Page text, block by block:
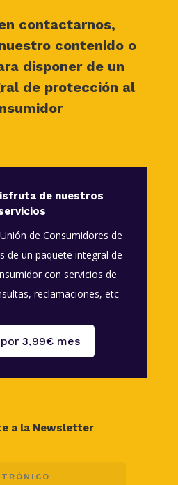
contactarnos,
contenido o
disponer de un
de protección al
de nuestros
de Consumidores de
de un paquete integral de
con servicios de
reclamaciones, etc
3,99€ mes
a la Newsletter